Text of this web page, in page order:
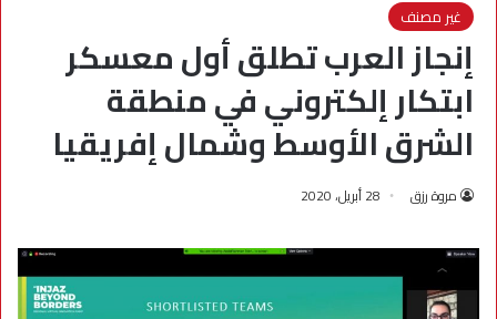
غير مصنف
إنجاز العرب تطلق أول معسكر
ابتكار إلكتروني في منطقة
الشرق الأوسط وشمال إفريقيا
مروة رزق 28 أبريل، 2020